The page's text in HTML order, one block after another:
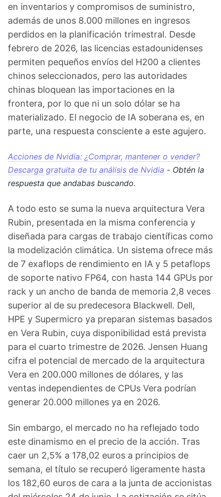
en inventarios y compromisos de suministro,
además de unos 8.000 millones en ingresos
perdidos en la planificación trimestral. Desde
febrero de 2026, las licencias estadounidenses
permiten pequeños envíos del H200 a clientes
chinos seleccionados, pero las autoridades
chinas bloquean las importaciones en la
frontera, por lo que ni un solo dólar se ha
materializado. El negocio de IA soberana es, en
parte, una respuesta consciente a este agujero.
Acciones de Nvidia: ¿Comprar, mantener o vender?
Descarga gratuita de tu análisis de Nvidia - Obtén la
respuesta que andabas buscando.
A todo esto se suma la nueva arquitectura Vera
Rubin, presentada en la misma conferencia y
diseñada para cargas de trabajo científicas como
la modelización climática. Un sistema ofrece más
de 7 exaflops de rendimiento en IA y 5 petaflops
de soporte nativo FP64, con hasta 144 GPUs por
rack y un ancho de banda de memoria 2,8 veces
superior al de su predecesora Blackwell. Dell,
HPE y Supermicro ya preparan sistemas basados
en Vera Rubin, cuya disponibilidad está prevista
para el cuarto trimestre de 2026. Jensen Huang
cifra el potencial de mercado de la arquitectura
Vera en 200.000 millones de dólares, y las
ventas independientes de CPUs Vera podrían
generar 20.000 millones ya en 2026.
Sin embargo, el mercado no ha reflejado todo
este dinamismo en el precio de la acción. Tras
caer un 2,5% a 178,02 euros a principios de
semana, el título se recuperó ligeramente hasta
los 182,60 euros de cara a la junta de accionistas